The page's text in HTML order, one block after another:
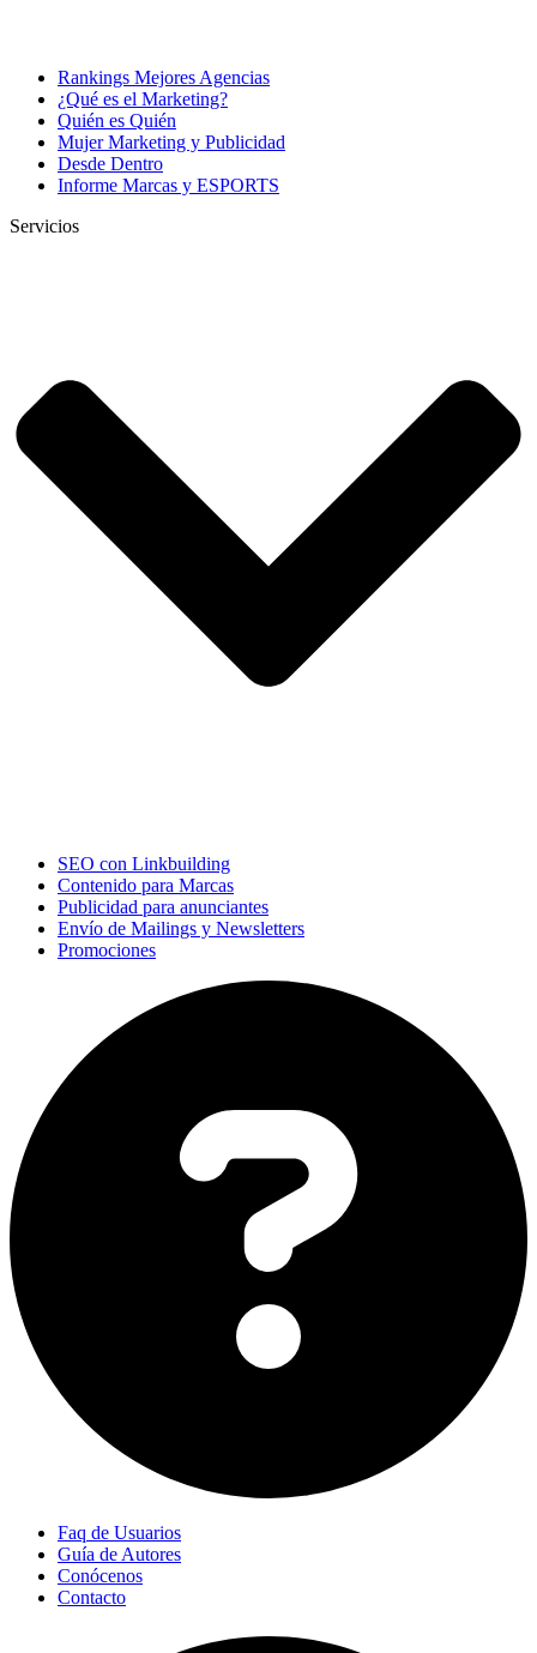
Rankings Mejores Agencias
¿Qué es el Marketing?
Quién es Quién
Mujer Marketing y Publicidad
Desde Dentro
Informe Marcas y ESPORTS
Servicios
SEO con Linkbuilding
Contenido para Marcas
Publicidad para anunciantes
Envío de Mailings y Newsletters
Promociones
Faq de Usuarios
Guía de Autores
Conócenos
Contacto